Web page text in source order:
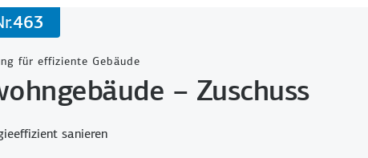
463
für effiziente Gebäude
– Zuschuss
sanieren